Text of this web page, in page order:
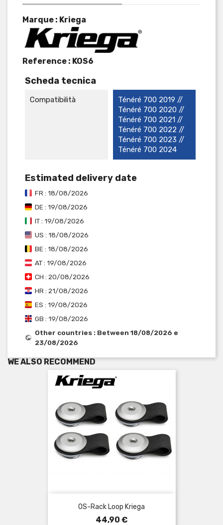
Marque : Kriega
Reference : KOS6
Scheda tecnica
Compatibilità
Ténéré 700 2019 //
Ténéré 700 2020 //
Ténéré 700 2021 //
Ténéré 700 2022 //
Ténéré 700 2023 //
Ténéré 700 2024
Estimated delivery date
FR : 18/08/2026
DE : 19/08/2026
IT : 19/08/2026
US : 18/08/2026
BE : 18/08/2026
AT : 19/08/2026
CH : 20/08/2026
HR : 21/08/2026
ES : 19/08/2026
GB : 19/08/2026
Other countries : Between 18/08/2026 e
23/08/2026
WE ALSO RECOMMEND
OS-Rack Loop Kriega
Prezzo
44,90 €